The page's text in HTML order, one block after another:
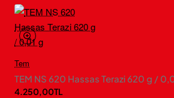
Tem
TEM NS 620 Hassas Terazi 620 g /
4.250,00TL